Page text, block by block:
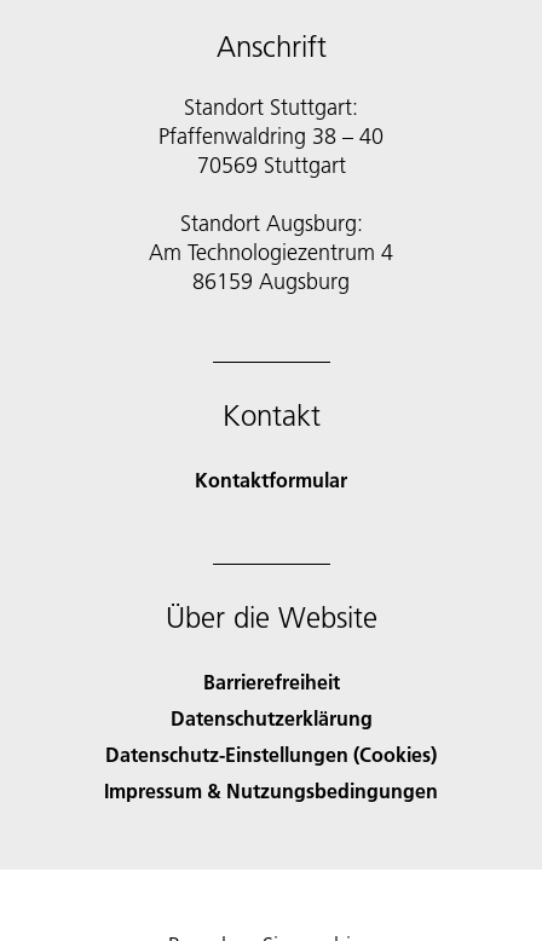
Anschrift
Standort Stuttgart:
Pfaffenwaldring 38 – 40
70569 Stuttgart
Standort Augsburg:
Am Technologiezentrum 4
86159 Augsburg
Kontakt
Kontaktformular
Über die Website
Barrierefreiheit
Datenschutzerklärung
Datenschutz-Einstellungen (Cookies)
Impressum & Nutzungsbedingungen